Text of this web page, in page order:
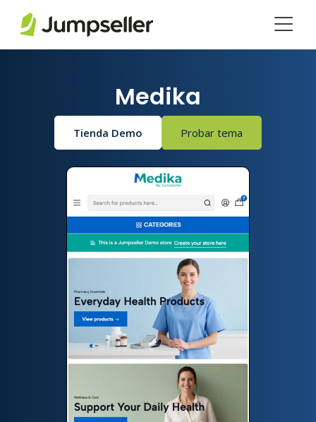
Medika
Tienda Demo Probar tema